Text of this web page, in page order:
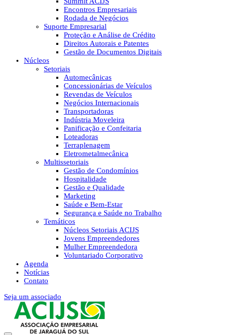
Encontros Empresariais
Rodada de Negócios
Suporte Empresarial
Proteção e Análise de Crédito
Direitos Autorais e Patentes
Gestão de Documentos Digitais
Núcleos
Setoriais
Automecânicas
Concessionárias de Veículos
Revendas de Veículos
Negócios Internacionais
Transportadoras
Indústria Moveleira
Panificação e Confeitaria
Loteadoras
Terraplenagem
Eletrometalmecânica
Multissetoriais
Gestão de Condomínios
Hospitalidade
Gestão e Qualidade
Marketing
Saúde e Bem-Estar
Segurança e Saúde no Trabalho
Temáticos
Núcleos Setoriais ACIJS
Jovens Empreendedores
Mulher Empreendedora
Voluntariado Corporativo
Agenda
Notícias
Contato
Seja um associado